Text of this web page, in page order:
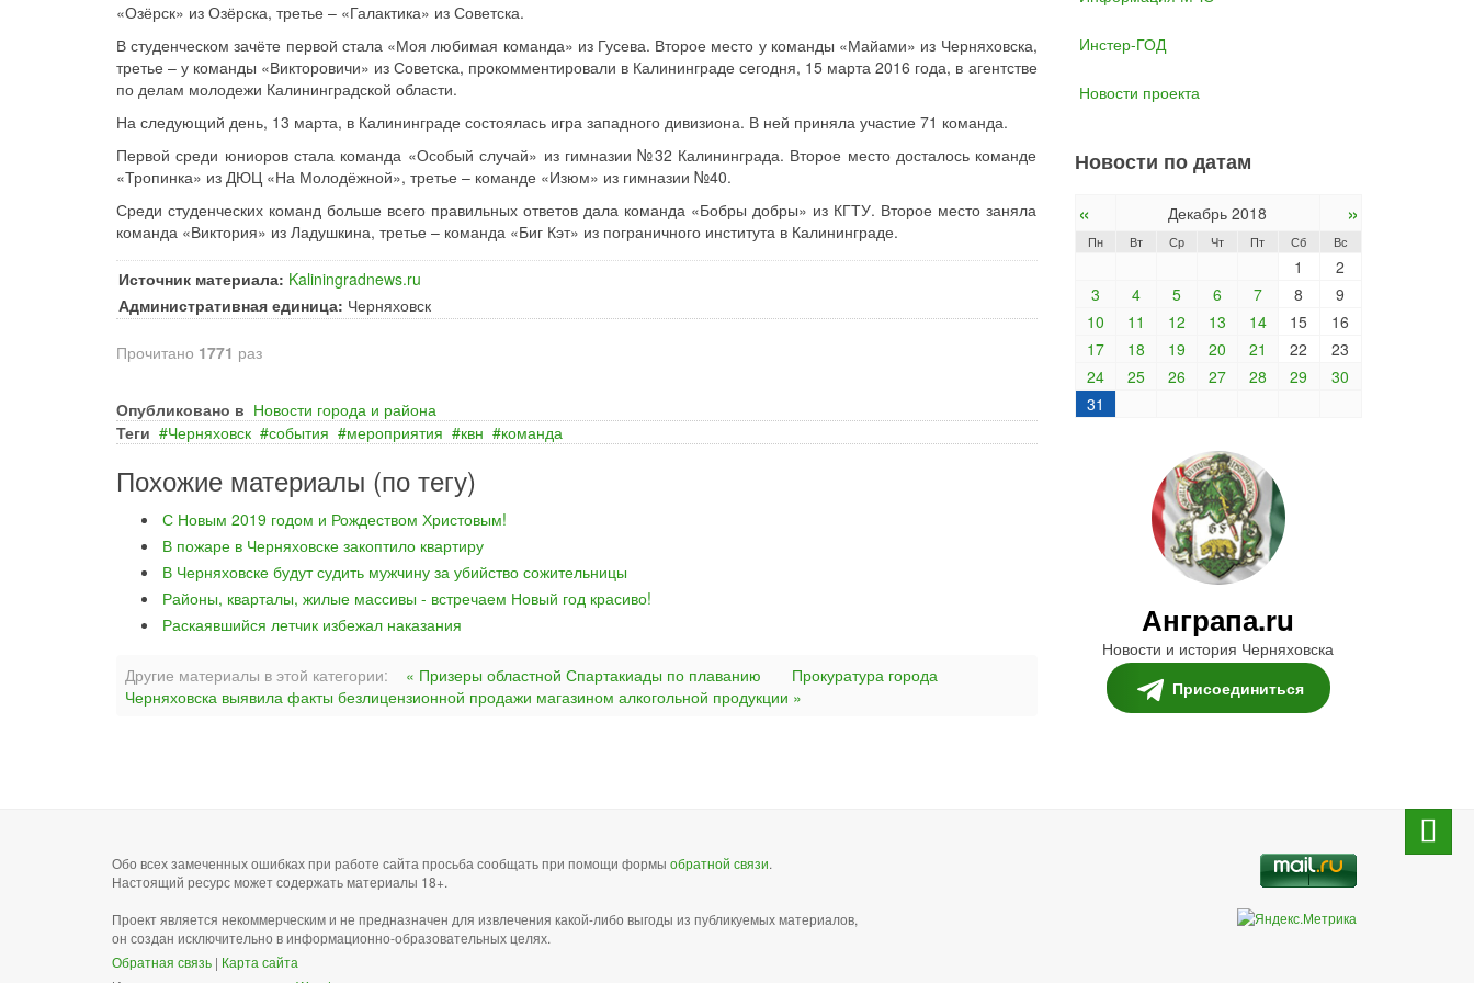
«Озёрск» из Озёрска, третье – «Галактика» из Советска.
В студенческом зачёте первой стала «Моя любимая команда» из Гусева. Второе место у команды «Майами» из Черняховска,
третье – у команды «Викторовичи» из Советска, прокомментировали в Калининграде сегодня, 15 марта 2016 года, в агентстве
по делам молодежи Калининградской области.
На следующий день, 13 марта, в Калининграде состоялась игра западного дивизиона. В ней приняла участие 71 команда.
Первой среди юниоров стала команда «Особый случай» из гимназии №32 Калининграда. Второе место досталось команде
«Тропинка» из ДЮЦ «На Молодёжной», третье – команде «Изюм» из гимназии №40.
Среди студенческих команд больше всего правильных ответов дала команда «Бобры добры» из КГТУ. Второе место заняла
команда «Виктория» из Ладушкина, третье – команда «Биг Кэт» из пограничного института в Калининграде.
Источник материала: Kaliningradnews.ru
Административная единица: Черняховск
Прочитано 1771 раз
Опубликовано в Новости города и района
Теги
Черняховск события мероприятия квн команда
Похожие материалы (по тегу)
С Новым 2019 годом и Рождеством Христовым!
В пожаре в Черняховске закоптило квартиру
В Черняховске будут судить мужчину за убийство сожительницы
Районы, кварталы, жилые массивы - встречаем Новый год красиво!
Раскаявшийся летчик избежал наказания
Другие материалы в этой категории: « Призеры областной Спартакиады по плаванию
Прокуратура города
Черняховска выявила факты безлицензионной продажи магазином алкогольной продукции »
Инстер-ГОД
Новости проекта
Новости по датам
« Декабрь 2018 »
Пн Вт Ср Чт Пт Сб Вс
1
2
3
4 5 6 7 8
9
10
11 12 13 14 15
16
17
18 19 20 21 22
23
24
25 26 27 28 29
30
31
Анграпа.ru
Новости и история Черняховска
Присоединиться
Обо всех замеченных ошибках при работе сайта просьба сообщать при помощи формы обратной связи.
Настоящий ресурс может содержать материалы 18+.
Проект является некоммерческим и не предназначен для извлечения какой-либо выгоды из публикуемых материалов,
он создан исключительно в информационно-образовательных целях.
Обратная связь | Карта сайта